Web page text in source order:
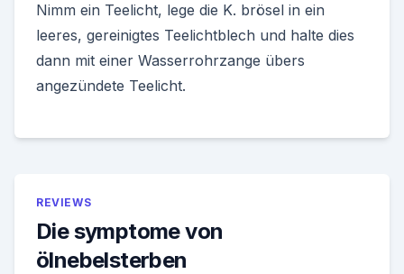
Nimm ein Teelicht, lege die K. brösel in ein
leeres, gereinigtes Teelichtblech und halte dies
dann mit einer Wasserrohrzange übers
angezündete Teelicht.
REVIEWS
Die symptome von
ölnebelsterben